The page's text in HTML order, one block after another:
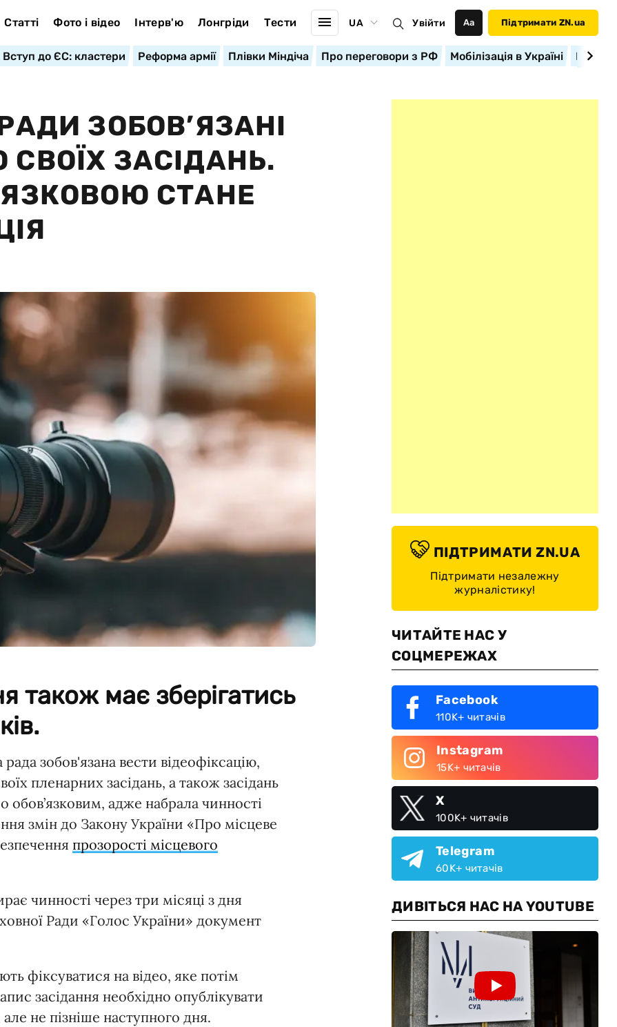
Статті Фото і відео Інтерв'ю Лонгріди Тести UA Увійти Аа Підтримати ZN.ua
Вступ до ЄС: кластери Реформа армії Плівки Міндіча Про переговори з РФ Мобілізація в Україні
ЗОБОВ’ЯЗАНІ
ЗАСІДАНЬ.
СТАНЕ
також має зберігатись
зобов'язана вести відеофіксацію,
пленарних засідань, а також засідань
обов’язковим, адже набрала чинності
змін до Закону України «Про місцеве
прозорості місцевого
чинності через три місяці з дня
Ради «Голос України» документ
фіксуватися на відео, яке потім
засідання необхідно опублікувати
не пізніше наступного дня.
ПІДТРИМАТИ ZN.UA
Підтримати незалежну
журналістику!
ЧИТАЙТЕ НАС У
СОЦМЕРЕЖАХ
Facebook
110K+ читачів
Instagram
15K+ читачів
X
100K+ читачів
Telegram
60K+ читачів
ДИВІТЬСЯ НАС НА YOUTUBE